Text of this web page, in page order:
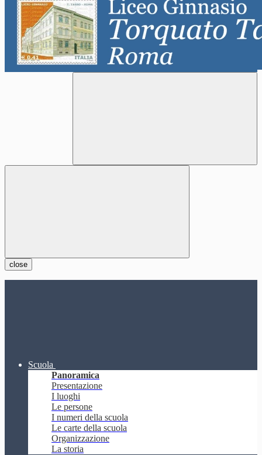
close
Scuola
Panoramica
Presentazione
I luoghi
Le persone
I numeri della scuola
Le carte della scuola
Organizzazione
La storia